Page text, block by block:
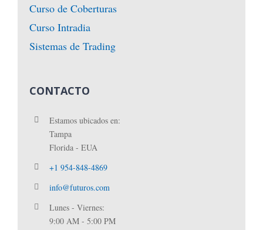
Curso de Coberturas
Curso Intradia
Sistemas de Trading
CONTACTO
Estamos ubicados en:
Tampa
Florida - EUA
+1 954-848-4869
info@futuros.com
Lunes - Viernes:
9:00 AM - 5:00 PM